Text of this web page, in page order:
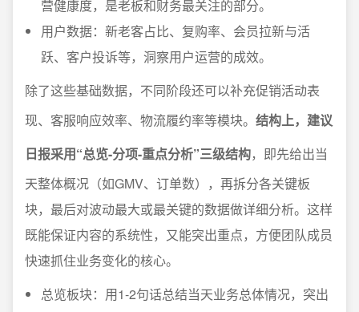
营健康度，是老板和财务最关注的部分。
用户数据：新老客占比、复购率、会员拉新与活
跃、客户投诉等，洞察用户运营的成效。
除了这些基础数据，不同阶段还可以补充促销活动表
现、客服响应效率、物流履约率等模块。 结构上，建议
日报采用“总览-分项-重点分析”三级结构，即先给出当
天整体概况（如GMV、订单数），再拆分各关键板
块，最后对波动最大或最关键的数据做详细分析。这样
既能保证内容的系统性，又能突出重点，方便团队成员
快速抓住业务变化的核心。
总览板块：用1-2句话总结当天业务总体情况，突出